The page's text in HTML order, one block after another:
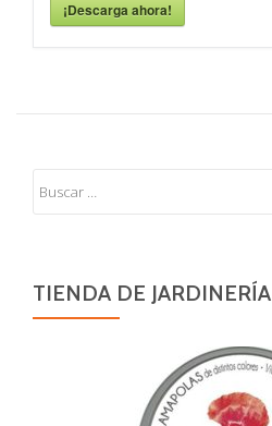
¡Descarga ahora!
TIENDA DE JARDINERÍA